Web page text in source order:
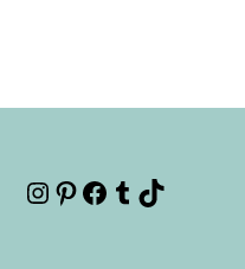
Instagram
Pinterest
Facebook
Tumblr